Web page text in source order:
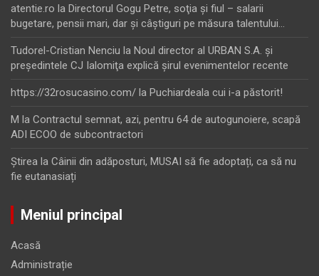
atentie.ro la Directorul Gogu Petre, soţia şi fiul – salarii
bugetare, pensii mari, dar şi câştiguri pe măsura talentului…
Tudorel-Cristian Nenciu la Noul director al URBAN S.A. şi
preşedintele CJ Ialomiţa explică şirul evenimentelor recente
https://32rosucasino.com/ la Puchiardeala cui i-a păstorit!
M la Contractul semnat, azi, pentru 64 de autogunoiere, scapă
ADI ECOO de subcontractori
Ştirea la Câinii din adăposturi, MUSAI să fie adoptați, ca să nu
fie eutanasiați
Meniul principal
Acasă
Administrație